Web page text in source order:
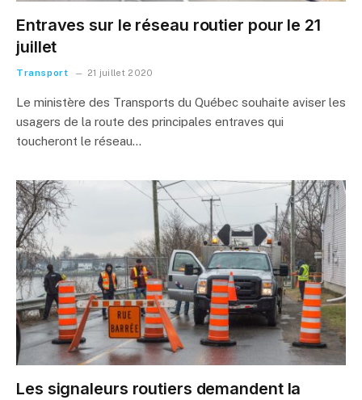
Entraves sur le réseau routier pour le 21
juillet
Transport 21 juillet 2020
Le ministère des Transports du Québec souhaite aviser les
usagers de la route des principales entraves qui
toucheront le réseau…
Les signaleurs routiers demandent la